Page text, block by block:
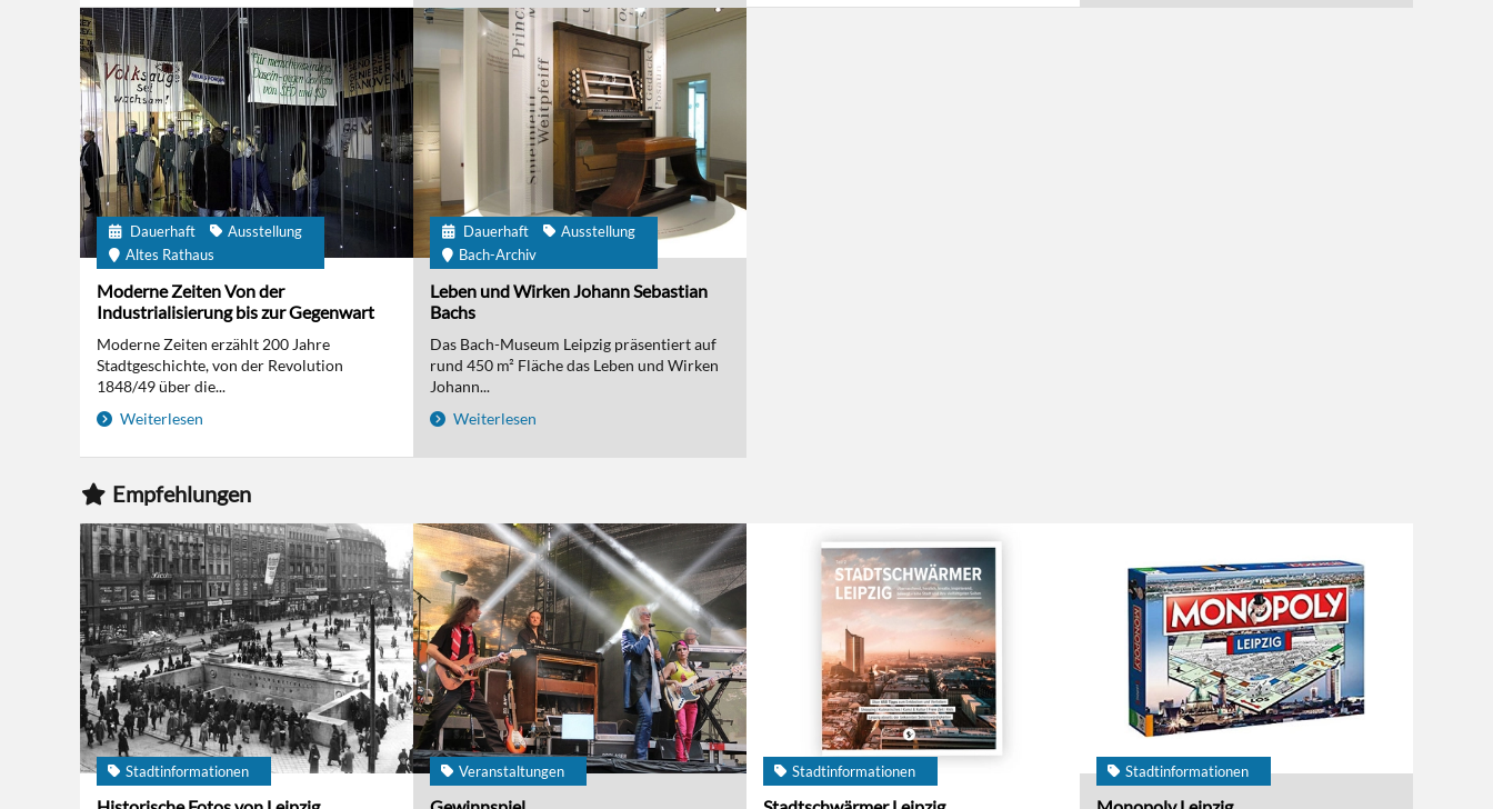
Dauerhaft
Ausstellung
Altes Rathaus
Moderne Zeiten Von der
Industrialisierung bis zur Gegenwart
Moderne Zeiten erzählt 200 Jahre
Stadtgeschichte, von der Revolution
1848/49 über die...
Weiterlesen
Dauerhaft
Ausstellung
Bach-Archiv
Leben und Wirken Johann Sebastian
Bachs
Das Bach-Museum Leipzig präsentiert auf
rund 450 m² Fläche das Leben und Wirken
Johann...
Weiterlesen
Empfehlungen
Stadtinformationen Veranstaltungen Stadtinformationen Stadtinformationen